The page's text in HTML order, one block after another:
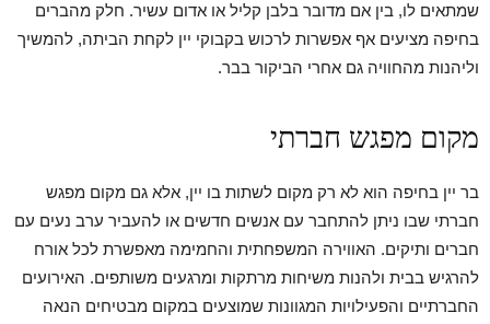
שמתאים לו, בין אם מדובר בלבן קליל או אדום עשיר. חלק מהברים
בחיפה מציעים אף אפשרות לרכוש בקבוקי יין לקחת הביתה, להמשיך
וליהנות מהחוויה גם אחרי הביקור בבר.
מקום מפגש חברתי
בר יין בחיפה הוא לא רק מקום לשתות בו יין, אלא גם מקום מפגש
חברתי שבו ניתן להתחבר עם אנשים חדשים או להעביר ערב נעים עם
חברים ותיקים. האווירה המשפחתית והחמימה מאפשרת לכל אורח
להרגיש בבית ולהנות משיחות מרתקות ומרגעים משותפים. האירועים
החברתיים והפעילויות המגוונות שמוצעים במקום מבטיחים הנאה